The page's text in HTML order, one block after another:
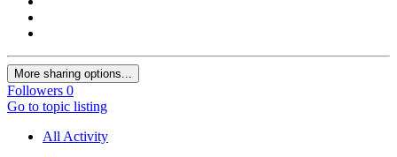
More sharing options...
Followers 0
Go to topic listing
All Activity